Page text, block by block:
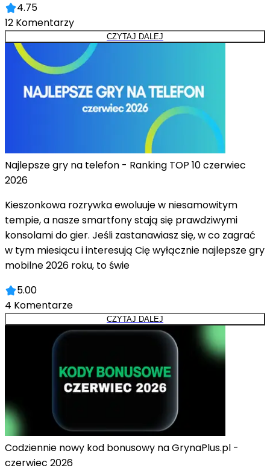
4.75
12 Komentarzy
CZYTAJ DALEJ
Najlepsze gry na telefon - Ranking TOP 10 czerwiec
2026
Kieszonkowa rozrywka ewoluuje w niesamowitym
tempie, a nasze smartfony stają się prawdziwymi
konsolami do gier. Jeśli zastanawiasz się, w co zagrać
w tym miesiącu i interesują Cię wyłącznie najlepsze gry
mobilne 2026 roku, to świe
5.00
4 Komentarze
CZYTAJ DALEJ
Codziennie nowy kod bonusowy na GrynaPlus.pl -
czerwiec 2026